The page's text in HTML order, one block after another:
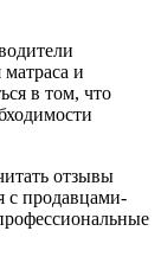
и
в том, что
отзывы
с продавцами-